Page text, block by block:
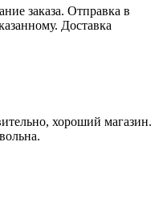
заказа. Отправка в
Доставка
хороший магазин.